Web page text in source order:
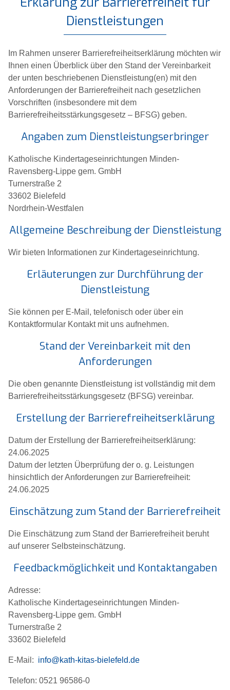
Dienstleistungen
Im Rahmen unserer Barrierefreiheitserklärung möchten wir
Ihnen einen Überblick über den Stand der Vereinbarkeit
der unten beschriebenen Dienstleistung(en) mit den
Anforderungen der Barrierefreiheit nach gesetzlichen
Vorschriften (insbesondere mit dem
Barrierefreiheitsstärkungsgesetz – BFSG) geben.
Angaben zum Dienstleistungserbringer
Katholische Kindertageseinrichtungen Minden-
Ravensberg-Lippe gem. GmbH
Turnerstraße 2
33602 Bielefeld
Nordrhein-Westfalen
Allgemeine Beschreibung der Dienstleistung
Wir bieten Informationen zur Kindertageseinrichtung.
Erläuterungen zur Durchführung der
Dienstleistung
Sie können per E-Mail, telefonisch oder über ein
Kontaktformular Kontakt mit uns aufnehmen.
Stand der Vereinbarkeit mit den
Anforderungen
Die oben genannte Dienstleistung ist vollständig mit dem
Barrierefreiheitsstärkungsgesetz (BFSG) vereinbar.
Erstellung der Barrierefreiheitserklärung
Datum der Erstellung der Barrierefreiheitserklärung:
24.06.2025
Datum der letzten Überprüfung der o. g. Leistungen
hinsichtlich der Anforderungen zur Barrierefreiheit:
24.06.2025
Einschätzung zum Stand der Barrierefreiheit
Die Einschätzung zum Stand der Barrierefreiheit beruht
auf unserer Selbsteinschätzung.
Feedbackmöglichkeit und Kontaktangaben
Adresse:
Katholische Kindertageseinrichtungen Minden-
Ravensberg-Lippe gem. GmbH
Turnerstraße 2
33602 Bielefeld
E-Mail: info@kath-kitas-bielefeld.de
Telefon: 0521 96586-0